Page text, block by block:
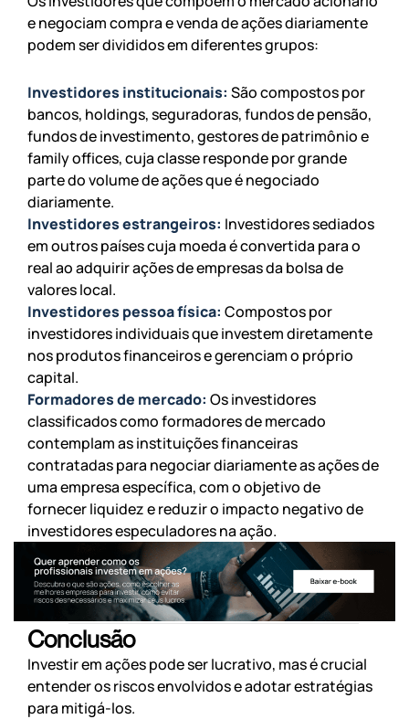
e negociam compra e venda de ações diariamente
podem ser divididos em diferentes grupos:
Investidores institucionais: São compostos por
bancos, holdings, seguradoras, fundos de pensão,
fundos de investimento, gestores de patrimônio e
family offices, cuja classe responde por grande
parte do volume de ações que é negociado
diariamente.
Investidores estrangeiros: Investidores sediados
em outros países cuja moeda é convertida para o
real ao adquirir ações de empresas da bolsa de
valores local.
Investidores pessoa física: Compostos por
investidores individuais que investem diretamente
nos produtos financeiros e gerenciam o próprio
capital.
Formadores de mercado: Os investidores
classificados como formadores de mercado
contemplam as instituições financeiras
contratadas para negociar diariamente as ações de
uma empresa específica, com o objetivo de
fornecer liquidez e reduzir o impacto negativo de
investidores especuladores na ação.
Conclusão
Investir em ações pode ser lucrativo, mas é crucial
entender os riscos envolvidos e adotar estratégias
para mitigá-los.